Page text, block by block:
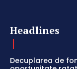
Headlines
Decuplarea de